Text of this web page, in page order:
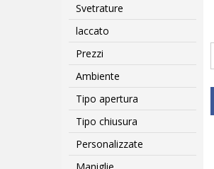
Svetrature
laccato
Prezzi
Ambiente
Tipo apertura
Tipo chiusura
Personalizzate